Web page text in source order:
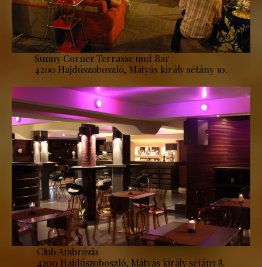
Sunny Corner Terrasse und Bar
4200 Hajdúszoboszló, Mátyás király sétány 10.
Club Ambrózia
4200 Hajdúszoboszló, Mátyás király sétány 8.